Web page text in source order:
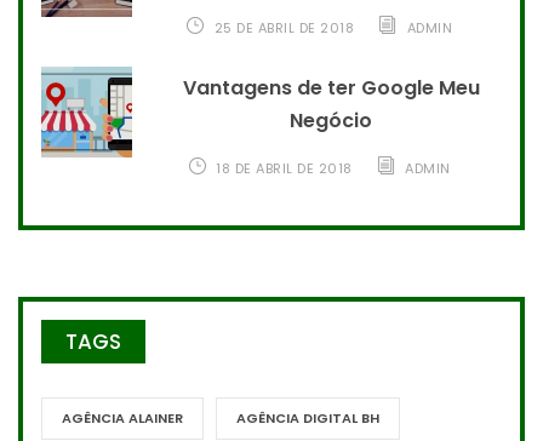
25 DE ABRIL DE 2018 ADMIN
Vantagens de ter Google Meu
Negócio
18 DE ABRIL DE 2018 ADMIN
TAGS
AGÊNCIA ALAINER AGÊNCIA DIGITAL BH